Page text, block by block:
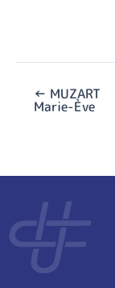
← MUZART
Marie-Ève